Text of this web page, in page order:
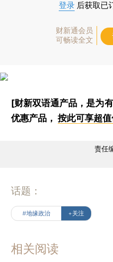
登录 后获取已
财新通会员
可畅读全文
[财新双语通产品，是为
优惠产品，按此可享超
责任
话题：
#地缘政治 +关注
相关阅读